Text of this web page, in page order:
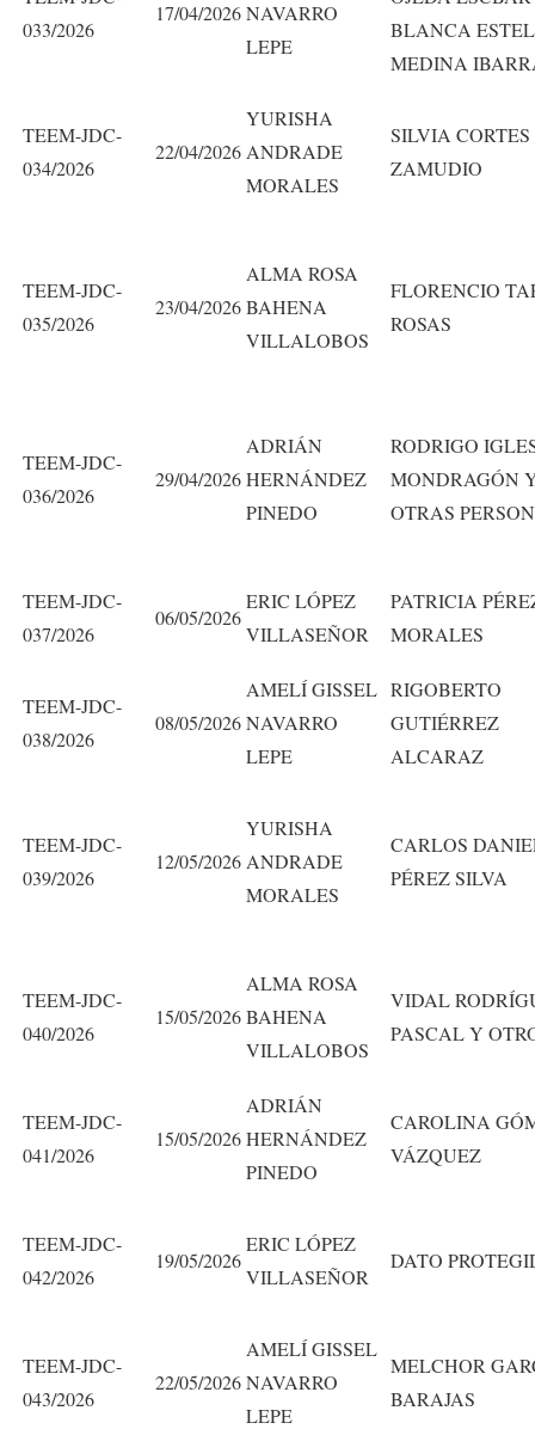
033/2026
17/04/2026NAVARRO
LEPE
BLANCA
MEDINA
TEEM-JDC-
034/2026
22/04/2026
YURISHA
ANDRADE
MORALES
SILVIA CORTES
ZAMUDIO
TEEM-JDC-
035/2026
23/04/2026
ALMA ROSA
BAHENA
VILLALOBOS
FLORENCIO
ROSAS
TEEM-JDC-
036/2026
29/04/2026
ADRIÁN
HERNÁNDEZ
PINEDO
RODRIGO
MONDRAGÓN
OTRAS
TEEM-JDC-
037/2026
06/05/2026
ERIC LÓPEZ
VILLASEÑOR
PATRICIA
MORALES
TEEM-JDC-
038/2026
08/05/2026
AMELÍ GISSEL
NAVARRO
LEPE
RIGOBERTO
GUTIÉRREZ
ALCARAZ
TEEM-JDC-
039/2026
12/05/2026
YURISHA
ANDRADE
MORALES
CARLOS
PÉREZ SILVA
TEEM-JDC-
040/2026
15/05/2026
ALMA ROSA
BAHENA
VILLALOBOS
VIDAL
PASCAL Y
TEEM-JDC-
041/2026
15/05/2026
ADRIÁN
HERNÁNDEZ
PINEDO
CAROLINA
VÁZQUEZ
TEEM-JDC-
042/2026
19/05/2026
ERIC LÓPEZ
VILLASEÑOR
DATO
TEEM-JDC-
043/2026
22/05/2026
AMELÍ GISSEL
NAVARRO
LEPE
MELCHOR
BARAJAS